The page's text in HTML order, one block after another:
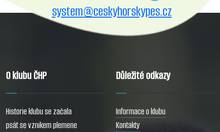
system@ceskyhorskypes.cz
O klubu ČHP
Historie klubu se začala
psát se vznikem plemene
Důležité odkazy
Informace o klubu
Kontakty